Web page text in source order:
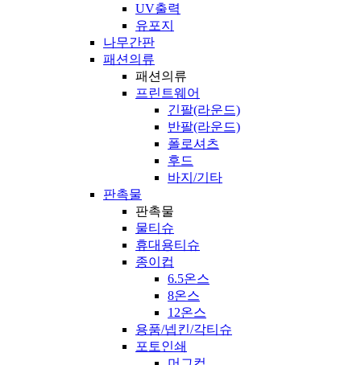
UV출력
유포지
나무간판
패션의류
패션의류
프린트웨어
긴팔(라운드)
반팔(라운드)
폴로셔츠
후드
바지/기타
판촉물
판촉물
물티슈
휴대용티슈
종이컵
6.5온스
8온스
12온스
용품/넵킨/각티슈
포토인쇄